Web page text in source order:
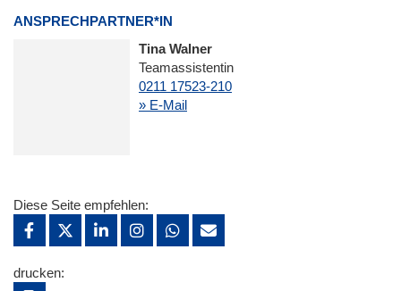
ANSPRECHPARTNER*IN
Tina Walner
Teamassistentin
0211 17523-210
» E-Mail
Diese Seite empfehlen:
drucken: